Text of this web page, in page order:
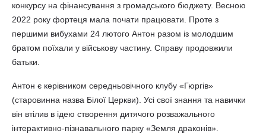
конкурсу на фінансування з громадського бюджету. Весною
2022 року фортеця мала почати працювати. Проте з
першими вибухами 24 лютого Антон разом із молодшим
братом поїхали у військову частину. Справу продовжили
батьки.
Антон є керівником середньовічного клубу «Гюргів»
(старовинна назва Білої Церкви). Усі свої знання та навички
він втілив в ідею створення дитячого розважального
інтерактивно-пізнавального парку «Земля драконів».